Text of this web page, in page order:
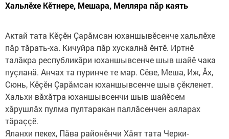
Хальлӗхе Кӗтнере, Мешара, Мелляра пăр каять
Актай тата Кӗçӗн Çарăмсан юханшывӗсенче хальлӗхе
пăр тăрать-ха. Кичуйра пăр хускалнă ӗнтӗ. Иртнӗ
талăкра республикăри юханшывсенче шыв шайӗ чака
пуçланă. Анчах та пуринче те мар. Сӗве, Меша, Иж, Ăх,
Сюнь, Кӗçӗн Çарăмсан юханшывсенче шыв çӗкленет.
Хальхи вăхăтра юханшывсенчи шыв шайӗсем
хăрушлăх пулма пултаракан паллăсенчен аяларах
тăраççӗ.
Яланхи пекех, Пăва районӗнчи Хăят тата Черки-